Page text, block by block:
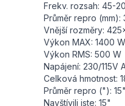
Frekv. rozsah: 45-
Průměr repro (mm):
Vnější rozměry:
Výkon MAX: 1400 W
Výkon RMS: 500 W
Napájení: 230/115V
Celková hmotnost:
Průměr repro ("): 15"
Navštívili jste: 15"